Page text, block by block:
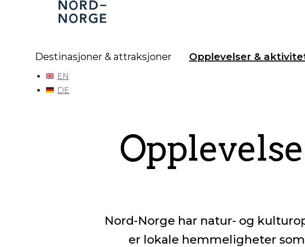
Nord-
Norge
Destinasjoner & attraksjoner Opplevelser &
EN
DE
Nord-Norge har natur- og
er lokale hemmeligheter